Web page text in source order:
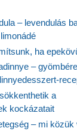
– levendulás
ha
–
a
kockázatait
– mi közük